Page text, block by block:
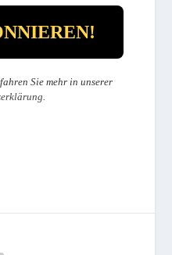
Sie mehr in unserer